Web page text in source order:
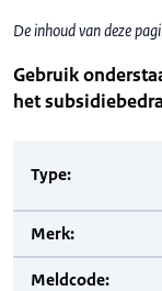
De inhoud van deze
Gebruik
het
Type:
Merk:
Meldcode: